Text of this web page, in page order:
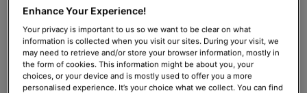
A.G.E. Interrupter Ultra Serum
Sérum multi-correcteur pour la
peau
4.5 (1341)
C Pure
Sérum antioxydant rides et fermeté
4.4 (8522)
Enhance Your Experience!
Your privacy is important to us so we want to be clear on what
information is collected when you visit our sites. During your visit, we
may need to retrieve and/or store your browser information, mostly in
the form of cookies. This information might be about you, your
choices, or your device and is mostly used to offer you a more
personalised experience. It’s your choice what we collect. You can find